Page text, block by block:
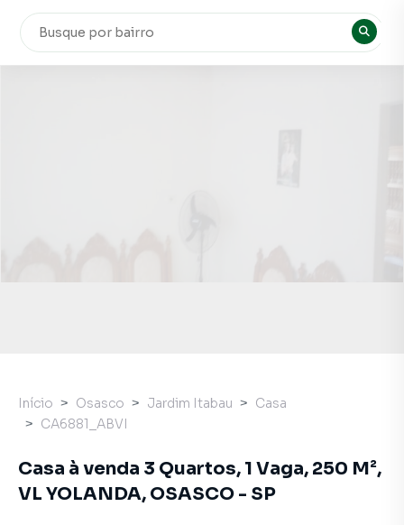
Início Osasco Jardim Itabau
Casa
CA6881_ABVI
Casa à venda 3 Quartos, 1 Vaga, 250 M²,
VL YOLANDA, OSASCO - SP